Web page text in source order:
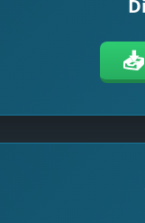
📥